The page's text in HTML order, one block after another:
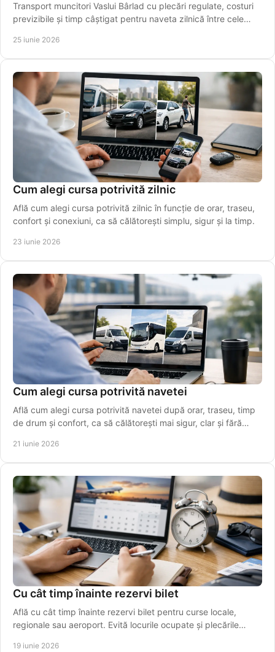
Transport muncitori Vaslui Bârlad cu plecări regulate, costuri
previzibile și timp câștigat pentru naveta zilnică între cele
25 iunie 2026
Cum alegi cursa potrivită zilnic
Află cum alegi cursa potrivită zilnic în funcție de orar, traseu,
confort și conexiuni, ca să călătorești simplu, sigur și la timp.
23 iunie 2026
Cum alegi cursa potrivită navetei
Află cum alegi cursa potrivită navetei după orar, traseu, timp
de drum și confort, ca să călătorești mai sigur, clar și fără
21 iunie 2026
Cu cât timp înainte rezervi bilet
Află cu cât timp înainte rezervi bilet pentru curse locale,
regionale sau aeroport. Evită locurile ocupate și plecările
19 iunie 2026